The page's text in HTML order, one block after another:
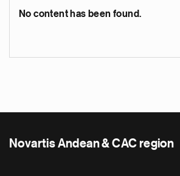
No content has been found.
Novartis Andean & CAC region